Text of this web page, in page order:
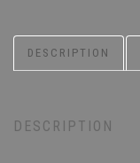
DESCRIPTION
DESCRIPTION